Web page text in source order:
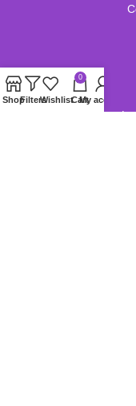
ShopFiltersWishlist
0
CartMy account